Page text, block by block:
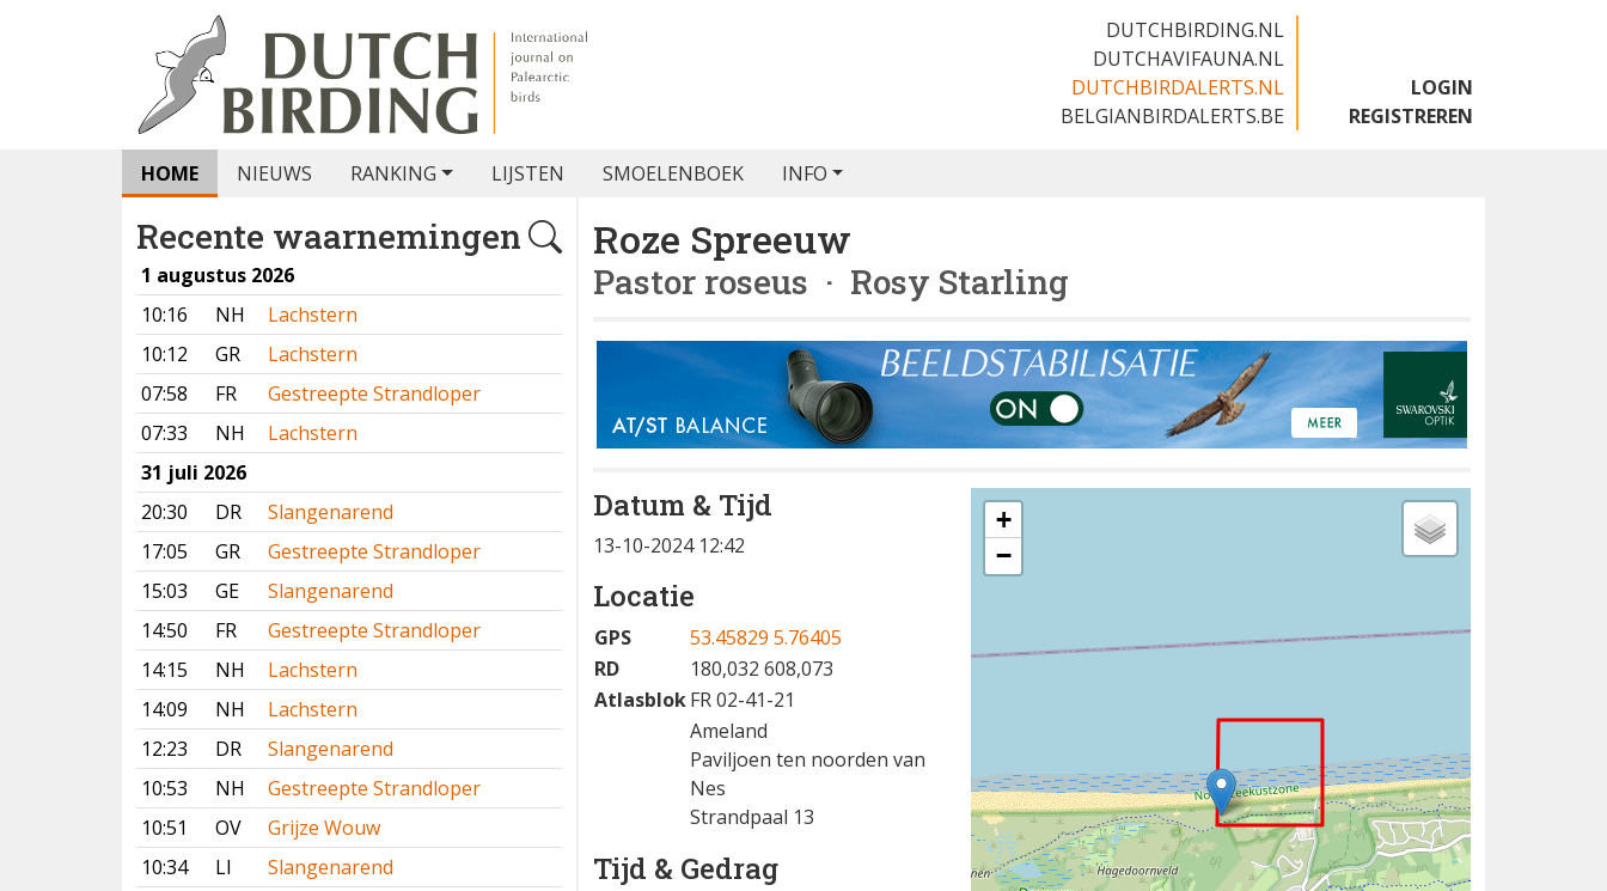
DUTCHBIRDING.NL
DUTCHAVIFAUNA.NL
DUTCHBIRDALERTS.NL
BELGIANBIRDALERTS.BE
LOGIN
REGISTREREN
HOME NIEUWS RANKING LIJSTEN SMOELENBOEK INFO
Recente waarnemingen
1 augustus 2026
10:16
NH
Lachstern
10:12
GR
Lachstern
07:58
FR
Gestreepte Strandloper
07:33
NH
Lachstern
31 juli 2026
20:30
DR
Slangenarend
17:05
GR
Gestreepte Strandloper
15:03
GE
Slangenarend
14:50
FR
Gestreepte Strandloper
14:15
NH
Lachstern
14:09
NH
Lachstern
12:23
DR
Slangenarend
10:53
NH
Gestreepte Strandloper
10:51
OV
Grijze Wouw
10:34
LI
Slangenarend
Roze Spreeuw
Pastor roseus · Rosy Starling
Datum & Tijd
13-10-2024 12:42
Locatie
GPS
53.45829 5.76405
RD
180,032 608,073
AtlasblokFR 02-41-21
Ameland
Paviljoen ten noorden van
Nes
Strandpaal 13
Tijd & Gedrag
+
−